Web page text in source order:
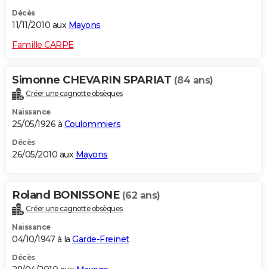
Décès
11/11/2010 aux Mayons
Famille CARPE
Simonne CHEVARIN SPARIAT (84 ans)
Créer une cagnotte obsèques
Naissance
25/05/1926 à Coulommiers
Décès
26/05/2010 aux Mayons
Roland BONISSONE (62 ans)
Créer une cagnotte obsèques
Naissance
04/10/1947 à la Garde-Freinet
Décès